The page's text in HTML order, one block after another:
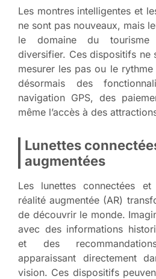
Les montres intelligentes et
ne sont pas nouveaux, mais
le domaine du
diversifier. Ces dispositifs ne
mesurer les pas ou le
désormais des
navigation GPS, des
même l’accès à des
Lunettes
augmentées
Les lunettes connectées
réalité augmentée (AR)
de découvrir le monde.
avec des informations
et des
apparaissant directement
vision. Ces dispositifs